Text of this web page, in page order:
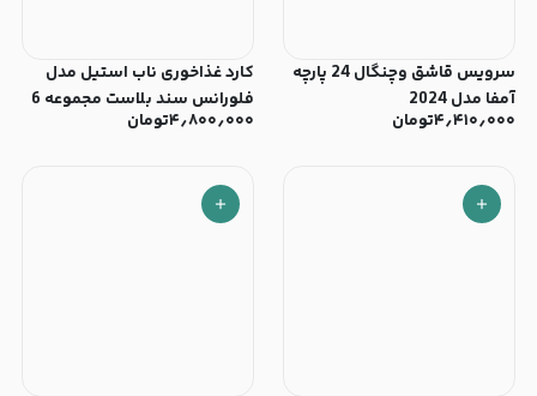
سرویس قاشق وچنگال 24 پارچه
آمفا مدل 2024
۴٫۴۱۰٫۰۰۰تومان
کارد غذاخوری ناب استیل مدل
فلورانس سند بلاست مجموعه 6
عددی
۴٫۸۰۰٫۰۰۰تومان